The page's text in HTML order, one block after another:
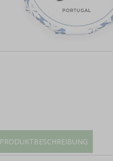
PRODUKTBESCHREIBUNG